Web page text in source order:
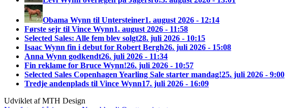
Obama Wynn til Untersteiner1. august 2026 - 12:14
Første sejr til Vince Wynn1. august 2026 - 11:58
Selected Sales: Alle fem blev solgt28. juli 2026 - 10:15
Isaac Wynn fin i debut for Robert Bergh26. juli 2026 - 15:08
Anna Wynn godkendt26. juli 2026 - 11:34
Fin reklame for Bruce Wynn!26. juli 2026 - 10:57
Selected Sales Copenhagen Yearling Sale starter mandag!25. juli 2026 - 9:00
Tredje andenplads til Vince Wynn17. juli 2026 - 16:09
Udviklet af MTH Design